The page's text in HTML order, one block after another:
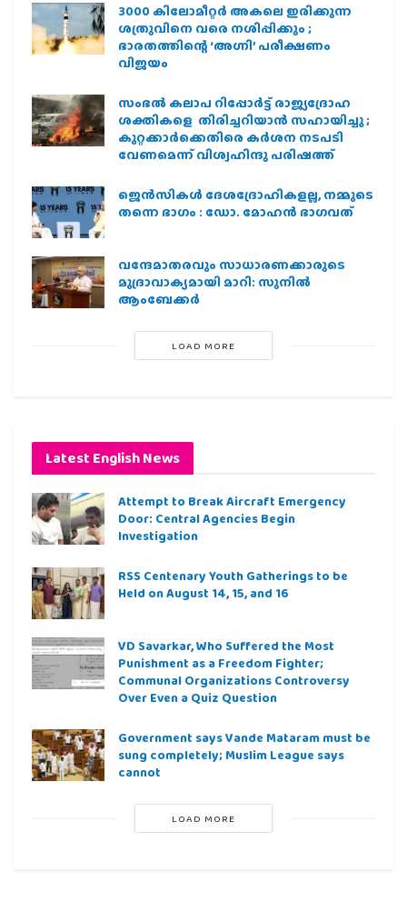
3000 കിലോമീറ്റർ അകലെ ഇരിക്കുന്ന
ശത്രുവിനെ വരെ നശിപ്പിക്കും ;
ഭാരതത്തിന്റെ ‘അഗ്നി’ പരീക്ഷണം
വിജയം
സംഭൽ കലാപ റിപ്പോർട്ട് രാജ്യദ്രോഹ
ശക്തികളെ തിരിച്ചറിയാൻ സഹായിച്ചു ;
കുറ്റക്കാർക്കെതിരെ കർശന നടപടി
വേണമെന്ന് വിശ്വഹിന്ദു പരിഷത്ത്
ജെന്‍സികള്‍ ദേശദ്രോഹികളല്ല, നമ്മുടെ
തന്നെ ഭാഗം : ഡോ. മോഹന്‍ ഭാഗവത്
വന്ദേമാതരവും സാധാരണക്കാരുടെ
മുദ്രാവാക്യമായി മാറി: സുനിൽ
ആംബേക്കർ
LOAD MORE
Latest English News
Attempt to Break Aircraft Emergency
Door: Central Agencies Begin
Investigation
RSS Centenary Youth Gatherings to be
Held on August 14, 15, and 16
VD Savarkar, Who Suffered the Most
Punishment as a Freedom Fighter;
Communal Organizations Controversy
Over Even a Quiz Question
Government says Vande Mataram must be
sung completely; Muslim League says
cannot
LOAD MORE